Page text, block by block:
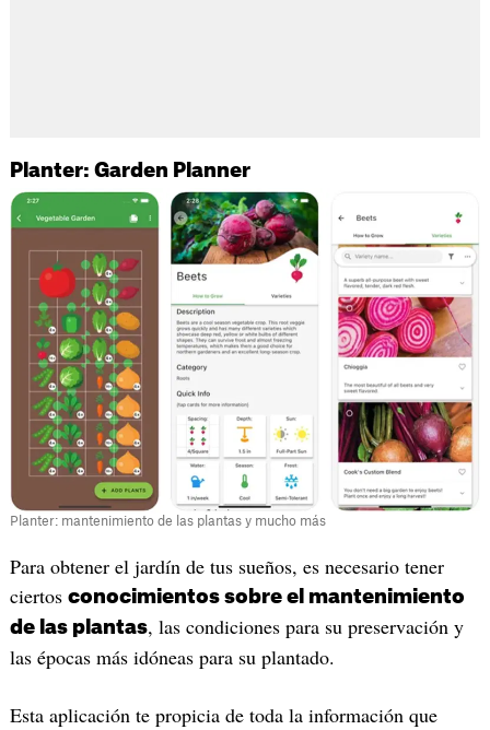
Planter: Garden Planner
Planter: mantenimiento de las plantas y mucho más
‎Para obtener el jardín de tus sueños, es necesario tener
ciertos conocimientos sobre el mantenimiento
de las plantas, las condiciones para su preservación y
las épocas más idóneas para su plantado.
Esta aplicación te propicia de toda la información que